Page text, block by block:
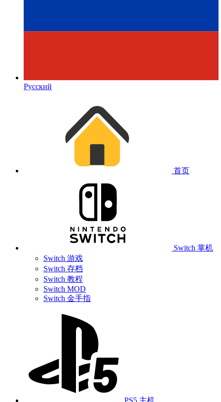
Русский
首页
Switch 掌机
Switch 游戏
Switch 存档
Switch 教程
Switch MOD
Switch 金手指